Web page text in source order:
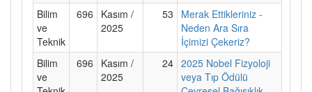
Bilim
ve
Teknik
696
Kasım /
2025
53
Merak Ettikleriniz -
Neden Ara Sıra
İçimizi Çekeriz?
Bilim
ve
696
Kasım /
2025
24 2025 Nobel Fizyoloji
veya Tıp Ödülü